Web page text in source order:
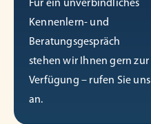
Für ein unverbindliches
Kennenlern- und
Beratungsgespräch
stehen wir Ihnen gern zur
Verfügung – rufen Sie uns
an.